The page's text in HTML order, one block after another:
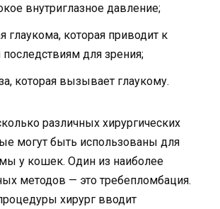
внутриглазное давление;
глаукома, которая приводит к
для зрения;
которая вызывает глаукому.
различных хирургических
могут быть использованы для
у кошек. Один из наиболее
методов — это требепломбация.
хирург вводит